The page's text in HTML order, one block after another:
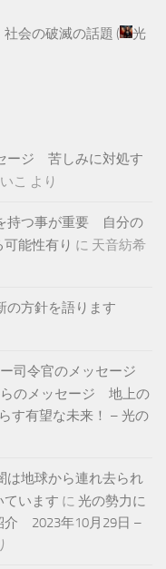
会の破滅の話題 (
光
ージ 苦しみに対処す
こ より
持つ事が重要 自分の
能性有り に 天音紡希
の方針を語ります
司令官のメッセージ
のメッセージ 地上の
す有望な未来！ – 光の
地球から連れ去られ
ています に 光の勢力に
介 2023年10月29日 –